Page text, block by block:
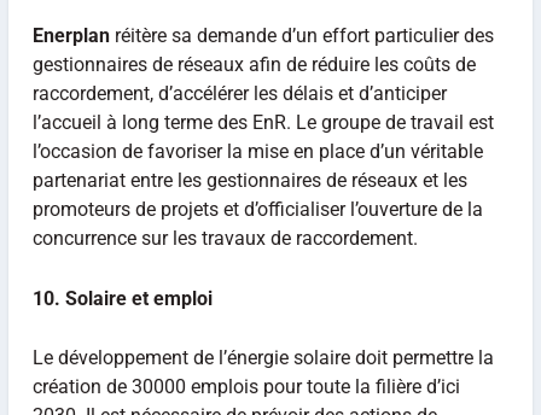
Enerplanréitère sa demande d’un effort particulier des
gestionnaires de réseaux afin de réduire les coûts de
raccordement, d’accélérer les délais et d’anticiper
l’accueil à long terme des EnR. Le groupe de travail est
l’occasion de favoriser la mise en place d’un véritable
partenariat entre les gestionnaires de réseaux et les
promoteurs de projets et d’officialiser l’ouverture de la
concurrence sur les travaux de raccordement.
10. Solaire et emploi
Le développement de l’énergie solaire doit permettre la
création de 30000 emplois pour toute la filière d’ici